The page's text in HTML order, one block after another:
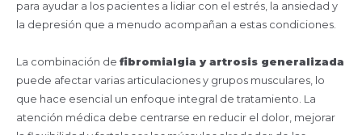
para ayudar a los pacientes a lidiar con el estrés, la ansiedad y
la depresión que a menudo acompañan a estas condiciones.
La combinación de fibromialgia y artrosis generalizada
puede afectar varias articulaciones y grupos musculares, lo
que hace esencial un enfoque integral de tratamiento. La
atención médica debe centrarse en reducir el dolor, mejorar